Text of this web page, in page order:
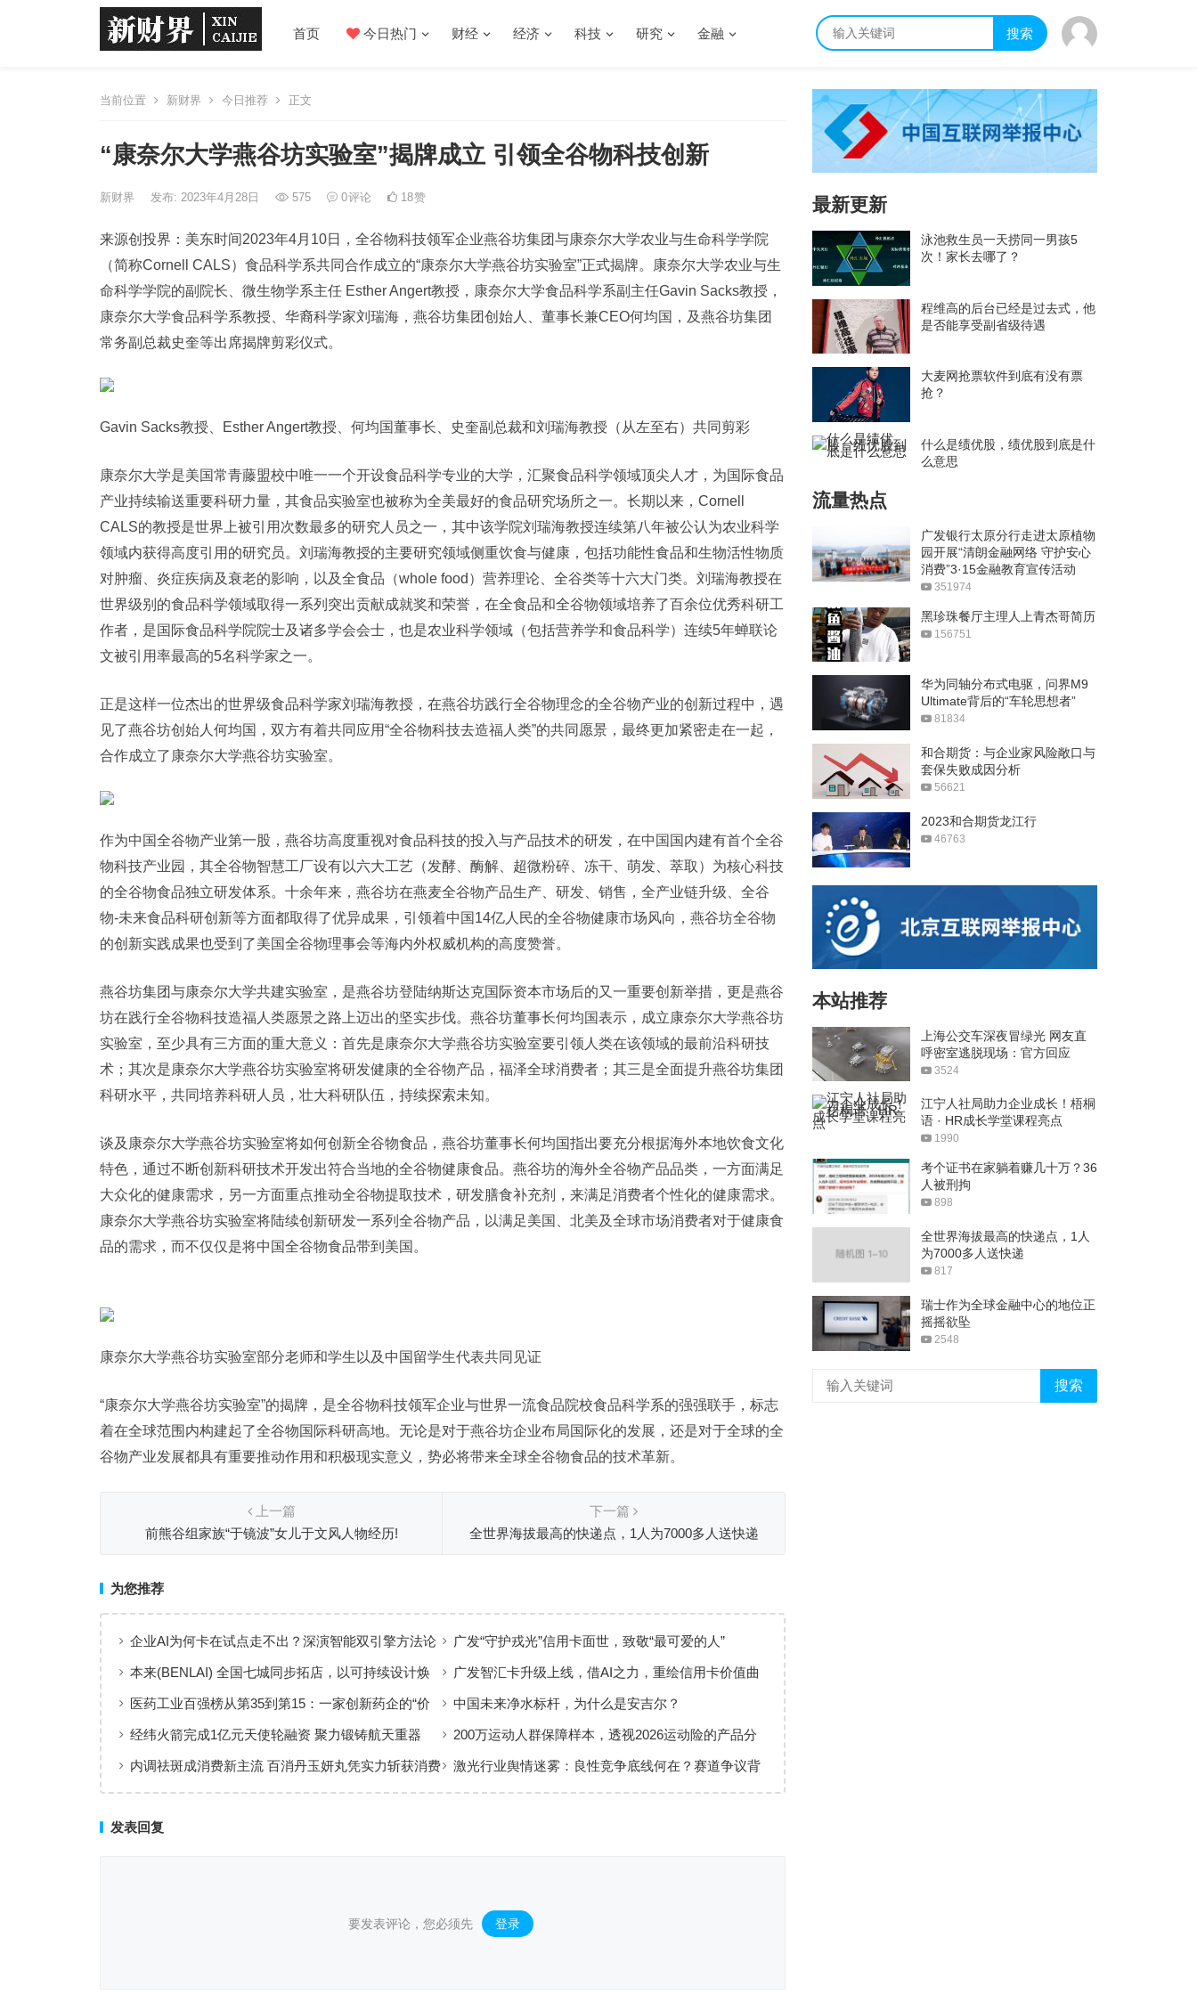
首页 今日热门 财经 经济 科技 研究 金融 搜索
当前位置 新财界 今日推荐 正文
“康奈尔大学燕谷坊实验室”揭牌成立 引领全谷物科技创新
新财界 发布: 2023年4月28日 575 0评论 18赞
来源创投界：美东时间2023年4月10日，全谷物科技领军企业燕谷坊集团与康奈尔大学农业与生命科学学院
（简称Cornell CALS）食品科学系共同合作成立的“康奈尔大学燕谷坊实验室”正式揭牌。康奈尔大学农业与生
命科学学院的副院长、微生物学系主任 Esther Angert教授，康奈尔大学食品科学系副主任Gavin Sacks教授，
康奈尔大学食品科学系教授、华裔科学家刘瑞海，燕谷坊集团创始人、董事长兼CEO何均国，及燕谷坊集团
常务副总裁史奎等出席揭牌剪彩仪式。
Gavin Sacks教授、Esther Angert教授、何均国董事长、史奎副总裁和刘瑞海教授（从左至右）共同剪彩
康奈尔大学是美国常青藤盟校中唯一一个开设食品科学专业的大学，汇聚食品科学领域顶尖人才，为国际食品
产业持续输送重要科研力量，其食品实验室也被称为全美最好的食品研究场所之一。长期以来，Cornell
CALS的教授是世界上被引用次数最多的研究人员之一，其中该学院刘瑞海教授连续第八年被公认为农业科学
领域内获得高度引用的研究员。刘瑞海教授的主要研究领域侧重饮食与健康，包括功能性食品和生物活性物质
对肿瘤、炎症疾病及衰老的影响，以及全食品（whole food）营养理论、全谷类等十六大门类。刘瑞海教授在
世界级别的食品科学领域取得一系列突出贡献成就奖和荣誉，在全食品和全谷物领域培养了百余位优秀科研工
作者，是国际食品科学院院士及诸多学会会士，也是农业科学领域（包括营养学和食品科学）连续5年蝉联论
文被引用率最高的5名科学家之一。
正是这样一位杰出的世界级食品科学家刘瑞海教授，在燕谷坊践行全谷物理念的全谷物产业的创新过程中，遇
见了燕谷坊创始人何均国，双方有着共同应用“全谷物科技去造福人类”的共同愿景，最终更加紧密走在一起，
合作成立了康奈尔大学燕谷坊实验室。
作为中国全谷物产业第一股，燕谷坊高度重视对食品科技的投入与产品技术的研发，在中国国内建有首个全谷
物科技产业园，其全谷物智慧工厂设有以六大工艺（发酵、酶解、超微粉碎、冻干、萌发、萃取）为核心科技
的全谷物食品独立研发体系。十余年来，燕谷坊在燕麦全谷物产品生产、研发、销售，全产业链升级、全谷
物-未来食品科研创新等方面都取得了优异成果，引领着中国14亿人民的全谷物健康市场风向，燕谷坊全谷物
的创新实践成果也受到了美国全谷物理事会等海内外权威机构的高度赞誉。
燕谷坊集团与康奈尔大学共建实验室，是燕谷坊登陆纳斯达克国际资本市场后的又一重要创新举措，更是燕谷
坊在践行全谷物科技造福人类愿景之路上迈出的坚实步伐。燕谷坊董事长何均国表示，成立康奈尔大学燕谷坊
实验室，至少具有三方面的重大意义：首先是康奈尔大学燕谷坊实验室要引领人类在该领域的最前沿科研技
术；其次是康奈尔大学燕谷坊实验室将研发健康的全谷物产品，福泽全球消费者；其三是全面提升燕谷坊集团
科研水平，共同培养科研人员，壮大科研队伍，持续探索未知。
谈及康奈尔大学燕谷坊实验室将如何创新全谷物食品，燕谷坊董事长何均国指出要充分根据海外本地饮食文化
特色，通过不断创新科研技术开发出符合当地的全谷物健康食品。燕谷坊的海外全谷物产品品类，一方面满足
大众化的健康需求，另一方面重点推动全谷物提取技术，研发膳食补充剂，来满足消费者个性化的健康需求。
康奈尔大学燕谷坊实验室将陆续创新研发一系列全谷物产品，以满足美国、北美及全球市场消费者对于健康食
品的需求，而不仅仅是将中国全谷物食品带到美国。
康奈尔大学燕谷坊实验室部分老师和学生以及中国留学生代表共同见证
“康奈尔大学燕谷坊实验室”的揭牌，是全谷物科技领军企业与世界一流食品院校食品科学系的强强联手，标志
着在全球范围内构建起了全谷物国际科研高地。无论是对于燕谷坊企业布局国际化的发展，还是对于全球的全
谷物产业发展都具有重要推动作用和积极现实意义，势必将带来全球全谷物食品的技术革新。
上一篇
前熊谷组家族“于镜波”女儿于文风人物经历!
下一篇
全世界海拔最高的快递点，1人为7000多人送快递
为您推荐
企业AI为何卡在试点走不出？深演智能双引擎方法论
回答：卡点不在模型，而在使用方式
广发“守护戎光”信用卡面世，致敬“最可爱的人”
本来(BENLAI) 全国七城同步拓店，以可持续设计焕
新品牌体验
广发智汇卡升级上线，借AI之力，重绘信用卡价值曲
线
医药工业百强榜从第35到第15：一家创新药企的“价
值增长”样本
中国未来净水标杆，为什么是安吉尔？
经纬火箭完成1亿元天使轮融资 聚力锻铸航天重器
200万运动人群保障样本，透视2026运动险的产品分
层与适配逻辑
内调祛斑成消费新主流 百消丹玉妍丸凭实力斩获消费
激光行业舆情迷雾：良性竞争底线何在？赛道争议背
发表回复
要发表评论，您必须先 登录 。
最新更新
泳池救生员一天捞同一男孩5
次！家长去哪了？
程维高的后台已经是过去式，他
是否能享受副省级待遇
大麦网抢票软件到底有没有票
抢？
什么是绩优股，绩优股到底是什
么意思
流量热点
广发银行太原分行走进太原植物
园开展“清朗金融网络 守护安心
消费”3·15金融教育宣传活动
351974
黑珍珠餐厅主理人上青杰哥简历
156751
华为同轴分布式电驱，问界M9
Ultimate背后的“车轮思想者”
81834
和合期货：与企业家风险敞口与
套保失败成因分析
56621
2023和合期货龙江行
46763
本站推荐
上海公交车深夜冒绿光 网友直
呼密室逃脱现场：官方回应
3524
江宁人社局助力企业成长！梧桐
语 · HR成长学堂课程亮点
1990
考个证书在家躺着赚几十万？36
人被刑拘
898
全世界海拔最高的快递点，1人
为7000多人送快递
817
瑞士作为全球金融中心的地位正
摇摇欲坠
2548
搜索